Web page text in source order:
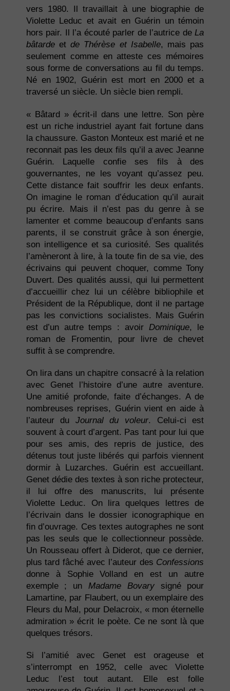
vers 1980. Il travaillait à une biographie de
Violette Leduc et avait en Guérin un témoin
hors pair. Il l’a écouté parler de l’autrice deLa
bâtarde etde Thérèse et Isabelle, mais pas
seulement comme en atteste ces mémoires
sous forme de conversations au fil du temps.
Né en 1902, Guérin est mort en 2000 et a
traversé un siècle. Un siècle bien rempli.
« Bâtard » écrit-il dans une lettre. Son père
est un riche industriel ayant fait fortune dans
la chaussure. Gaston Monteux est marié et ne
reconnait pas les deux fils qu’il a avec Jeanne
Guérin. Laquelle confie ses fils à des
gouvernantes, ne les voyant qu’assez peu.
Cette distance fait souffrir les deux enfants.
On imagine le roman d’éducation qu’il aurait
pu écrire. Mais il n’est pas du genre à se
lamenter et comme beaucoup d’enfants sans
parents, il se construit grâce à son énergie,
son intelligence et sa curiosité. Ses qualités
l’amèneront à lire, à la toute fin de sa vie, des
écrivains qui peuvent choquer, comme Tony
Duvert. Des qualités aussi, qui lui permettent
d’accueillir chez lui un célèbre bibliophile et
Président de la République, dont il ne partage
pas les convictions socialistes. Mais Guérin
est d’un autre temps : avoir Dominique, le
roman de Fromentin, pour livre de chevet
suffit à se comprendre.
On lira dans un chapitre consacré à la relation
avec Genet l’histoire d’une autre aventure.
Une amitié profonde, faite d’échanges. A de
nombreuses reprises, Guérin vient en aide à
l’auteur du Journal du voleur. Celui-ci est
souvent à court d’argent. Pas tant pour lui que
pour ses amis, des repris de justice, des
détenus tout juste libérés qui parfois viennent
dormir à Luzarches. Guérin est accueillant.
Genet dédie des textes à son riche protecteur,
il lui offre des manuscrits, lui présente
Violette Leduc. On lira quelques lettres de
l’écrivain dans le dossier iconographique en
fin d’ouvrage. Ces textes autographes ne sont
pas les seuls que le collectionneur possède.
Un Rousseau offert à Diderot, que ce dernier,
plus tard fâché avec l’auteur des Confessions
donne à Sophie Volland en est un autre
exemple ; un Madame Bovarysigné pour
Lamartine, par Flaubert, ou un exemplaire des
Fleurs du Mal, pour Delacroix, « mon éternelle
admiration » écrit le poète. Ce ne sont là que
quelques trésors.
Si l’amitié avec Genet est orageuse et
s’interrompt en 1952, celle avec Violette
Leduc l’est tout autant. Elle est folle